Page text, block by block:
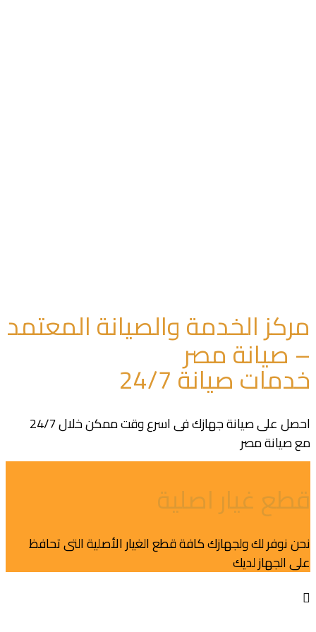
مركز الخدمة والصيانة المعتمد
– صيانة مصر
خدمات صيانة 24/7
احصل على صيانة جهازك فى اسرع وقت ممكن خلال 24/7
مع صيانة مصر
قطع غيار اصلية
نحن نوفر لك ولجهازك كافة قطع الغيار الأصلية التى تحافظ
على الجهاز لديك